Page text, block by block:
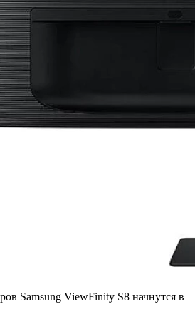
Samsung ViewFinity S8 начнутся в